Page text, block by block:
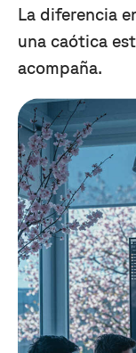
La diferencia
una caótica
acompaña.